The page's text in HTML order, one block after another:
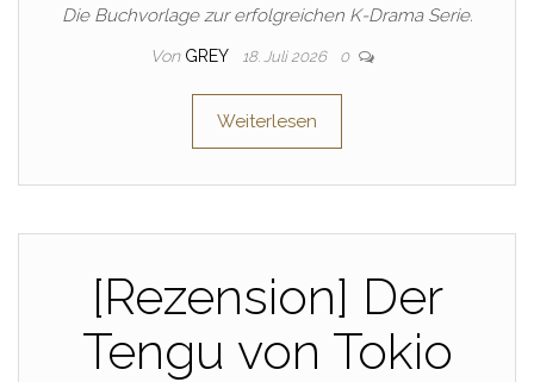
Die Buchvorlage zur erfolgreichen K-Drama Serie.
Von GREY 18. Juli 2026 0
Weiterlesen
[Rezension] Der
Tengu von Tokio